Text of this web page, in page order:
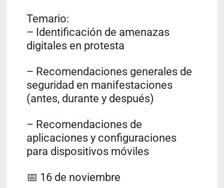
Temario:
– Identificación de amenazas
digitales en protesta
– Recomendaciones generales de
seguridad en manifestaciones
(antes, durante y después)
– Recomendaciones de
aplicaciones y configuraciones
para dispositivos móviles
📅 16 de noviembre